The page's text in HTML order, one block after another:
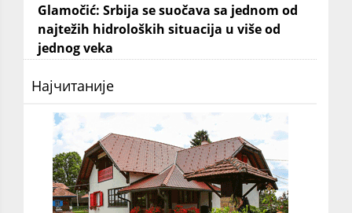
Glamočić: Srbija se suočava sa jednom od
najtežih hidroloških situacija u više od
jednog veka
Најчитаније